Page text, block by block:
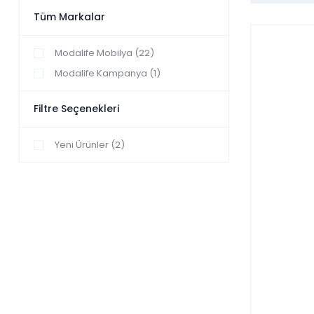
Tüm Markalar
Modalife Mobilya (22)
Modalife Kampanya (1)
Filtre Seçenekleri
Yeni Ürünler (2)